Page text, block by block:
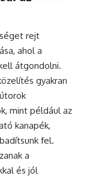
rejt
ahol a
átgondolni.
gyakran
mint például az
kanapék,
fel.
a
és jól